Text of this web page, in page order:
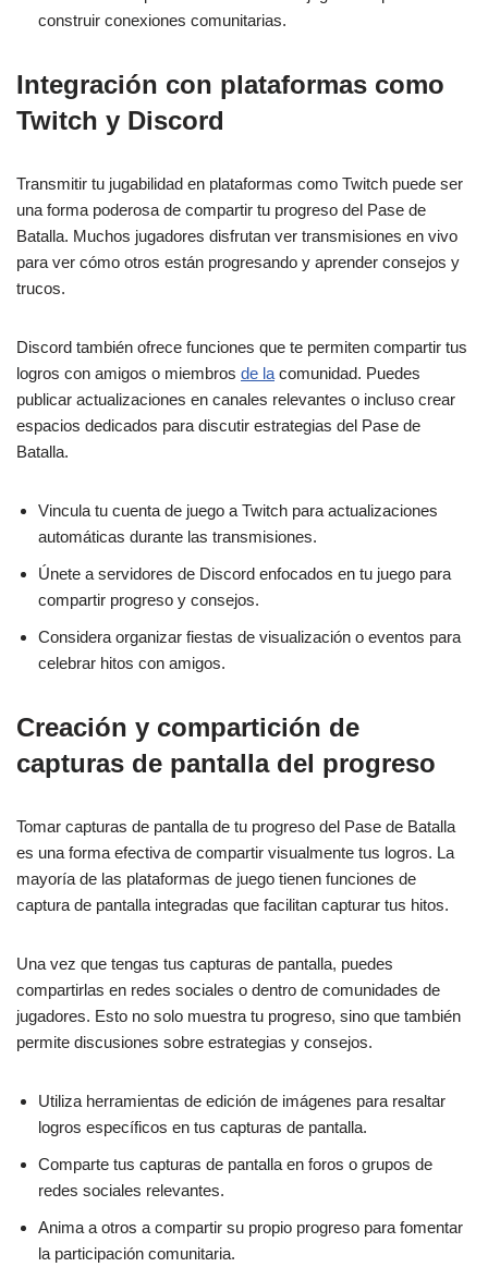
construir conexiones comunitarias.
Integración con plataformas como
Twitch y Discord
Transmitir tu jugabilidad en plataformas como Twitch puede ser
una forma poderosa de compartir tu progreso del Pase de
Batalla. Muchos jugadores disfrutan ver transmisiones en vivo
para ver cómo otros están progresando y aprender consejos y
trucos.
Discord también ofrece funciones que te permiten compartir tus
logros con amigos o miembros de la comunidad. Puedes
publicar actualizaciones en canales relevantes o incluso crear
espacios dedicados para discutir estrategias del Pase de
Batalla.
Vincula tu cuenta de juego a Twitch para actualizaciones
automáticas durante las transmisiones.
Únete a servidores de Discord enfocados en tu juego para
compartir progreso y consejos.
Considera organizar fiestas de visualización o eventos para
celebrar hitos con amigos.
Creación y compartición de
capturas de pantalla del progreso
Tomar capturas de pantalla de tu progreso del Pase de Batalla
es una forma efectiva de compartir visualmente tus logros. La
mayoría de las plataformas de juego tienen funciones de
captura de pantalla integradas que facilitan capturar tus hitos.
Una vez que tengas tus capturas de pantalla, puedes
compartirlas en redes sociales o dentro de comunidades de
jugadores. Esto no solo muestra tu progreso, sino que también
permite discusiones sobre estrategias y consejos.
Utiliza herramientas de edición de imágenes para resaltar
logros específicos en tus capturas de pantalla.
Comparte tus capturas de pantalla en foros o grupos de
redes sociales relevantes.
Anima a otros a compartir su propio progreso para fomentar
la participación comunitaria.